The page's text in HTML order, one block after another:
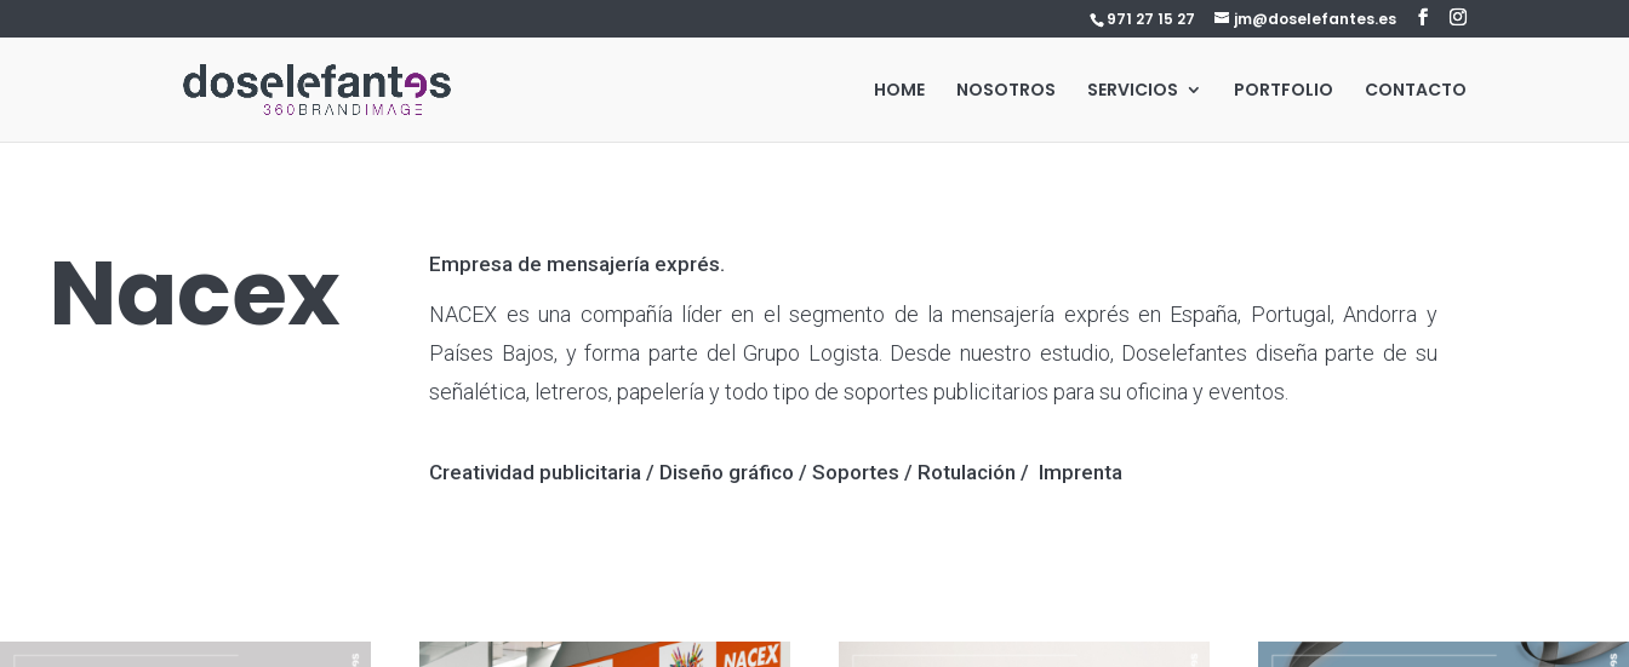
971 27 15 27 jm@doselefantes.es
HOME NOSOTROS SERVICIOS PORTFOLIO CONTACTO
Nacex Empresa de mensajería exprés.
NACEX es una compañía líder en el segmento de la mensajería exprés en España, Portugal, Andorra y
Países Bajos, y forma parte del Grupo Logista. Desde nuestro estudio, Doselefantes diseña parte de su
señalética, letreros, papelería y todo tipo de soportes publicitarios para su oficina y eventos.
Creatividad publicitaria / Diseño gráfico / Soportes / Rotulación / Imprenta